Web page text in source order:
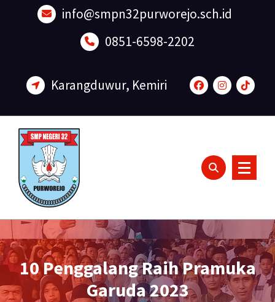
info@smpn32purworejo.sch.id
0851-6598-2202
Karangduwur, Kemiri
10 Penggalang Raih Pramuka
Garuda 2023